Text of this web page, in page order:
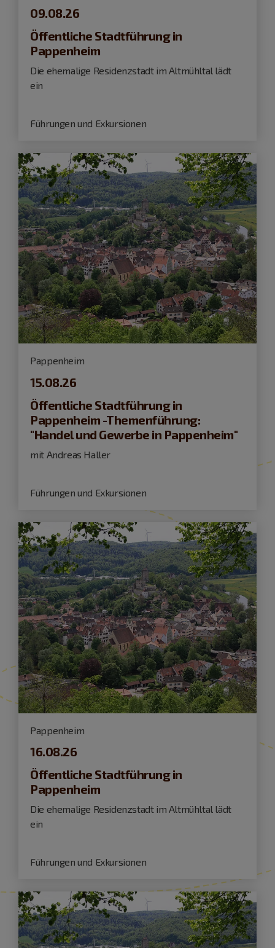
09.08.26
Öffentliche Stadtführung in
Pappenheim
Die ehemalige Residenzstadt im Altmühltal lädt
ein
Führungen und Exkursionen
Pappenheim
15.08.26
Öffentliche Stadtführung in
Pappenheim -Themenführung:
"Handel und Gewerbe in Pappenheim"
mit Andreas Haller
Führungen und Exkursionen
Pappenheim
16.08.26
Öffentliche Stadtführung in
Pappenheim
Die ehemalige Residenzstadt im Altmühltal lädt
ein
Führungen und Exkursionen